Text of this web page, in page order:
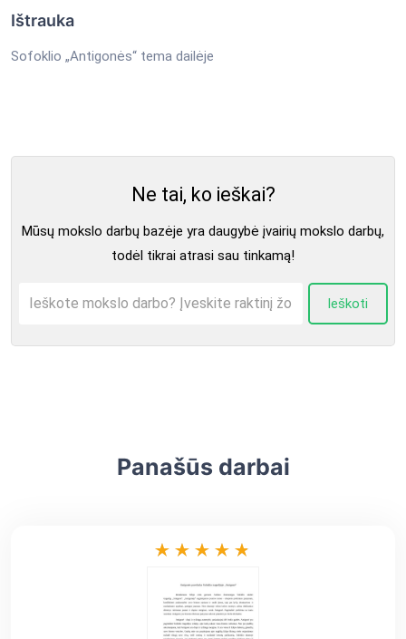
Ištrauka
Sofoklio „Antigonės“ tema dailėje
Ne tai, ko ieškai?
Mūsų mokslo darbų bazėje yra daugybė įvairių mokslo darbų,
todėl tikrai atrasi sau tinkamą!
Ieškoti
Panašūs darbai